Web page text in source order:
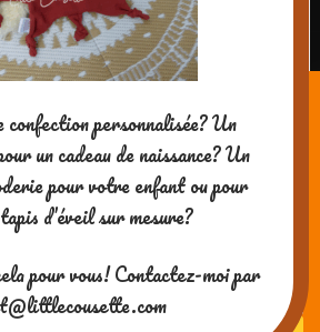
confection personnalisée? Un
un cadeau de naissance? Un
pour votre enfant ou pour
d’éveil sur mesure?
pour vous! Contactez-moi par